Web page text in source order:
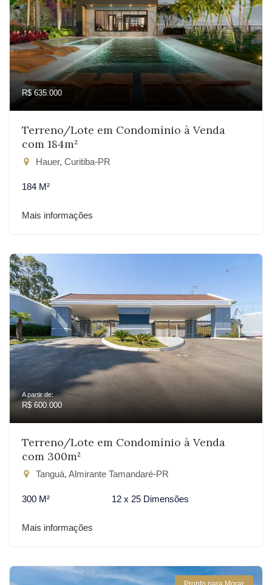
R$ 635.000
Terreno/Lote em Condomínio à Venda
com 184m²
Hauer, Curitiba-PR
184 M²
Mais informações
A partir de:
R$ 600.000
Terreno/Lote em Condomínio à Venda
com 300m²
Tanguá, Almirante Tamandaré-PR
300 M² 12 x 25 Dimensões
Mais informações